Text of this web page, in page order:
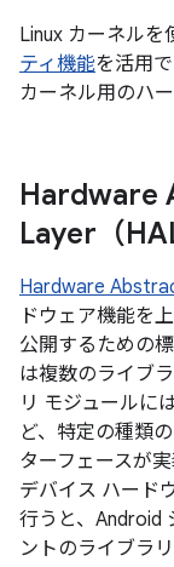
Linux カーネルを
ティ機能を活用
カーネル用のハ
Hardware
Layer（
Hardware
ドウェア機能を
公開するための
は複数のライブ
リ モジュールには
ど、特定の種類
ターフェースが
デバイス ハード
行うと、Android
ントのライブラ